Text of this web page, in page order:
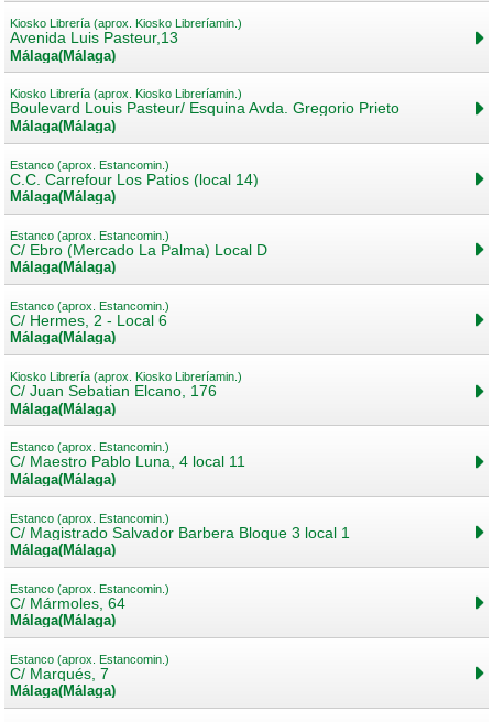
Kiosko Librería (aprox. Kiosko Libreríamin.)
Avenida Luis Pasteur,13
Málaga(Málaga)
Kiosko Librería (aprox. Kiosko Libreríamin.)
Boulevard Louis Pasteur/ Esquina Avda. Gregorio Prieto
Málaga(Málaga)
Estanco (aprox. Estancomin.)
C.C. Carrefour Los Patios (local 14)
Málaga(Málaga)
Estanco (aprox. Estancomin.)
C/ Ebro (Mercado La Palma) Local D
Málaga(Málaga)
Estanco (aprox. Estancomin.)
C/ Hermes, 2 - Local 6
Málaga(Málaga)
Kiosko Librería (aprox. Kiosko Libreríamin.)
C/ Juan Sebatian Elcano, 176
Málaga(Málaga)
Estanco (aprox. Estancomin.)
C/ Maestro Pablo Luna, 4 local 11
Málaga(Málaga)
Estanco (aprox. Estancomin.)
C/ Magistrado Salvador Barbera Bloque 3 local 1
Málaga(Málaga)
Estanco (aprox. Estancomin.)
C/ Mármoles, 64
Málaga(Málaga)
Estanco (aprox. Estancomin.)
C/ Marqués, 7
Málaga(Málaga)